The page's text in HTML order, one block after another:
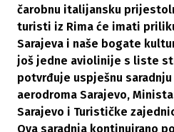
čarobnu italijansku
turisti iz Rima će imati
Sarajeva i naše bogate
još jedne aviolinije s liste
potvrđuje uspješnu
aerodroma Sarajevo,
Sarajevo i Turističke
Ova saradnja kontinuirano